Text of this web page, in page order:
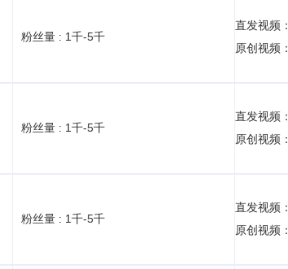
粉丝量 : 1千-5千
直发视频：
原创视频：
粉丝量 : 1千-5千
直发视频：
原创视频：
粉丝量 : 1千-5千
直发视频：
原创视频：